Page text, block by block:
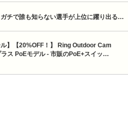
ガチで誰も知らない選手が上位に躍り出る…
】【20%OFF！】 Ring Outdoor Cam
ス PoEモデル - 市販のPoE+スイッ…